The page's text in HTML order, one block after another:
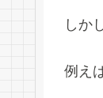
しか
例え